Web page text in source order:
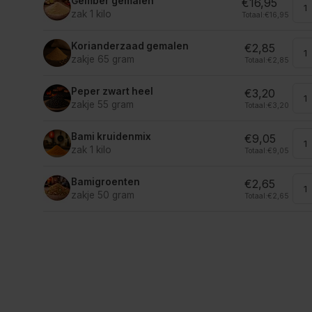
zak 1 kilo
€16,95
Totaal: €16,95
Korianderzaad gemalen
zakje 65 gram
€2,85
Totaal: €2,85
Peper zwart heel
zakje 55 gram
€3,20
Totaal: €3,20
Bami kruidenmix
zak 1 kilo
€9,05
Totaal: €9,05
Bamigroenten
zakje 50 gram
€2,65
Totaal: €2,65